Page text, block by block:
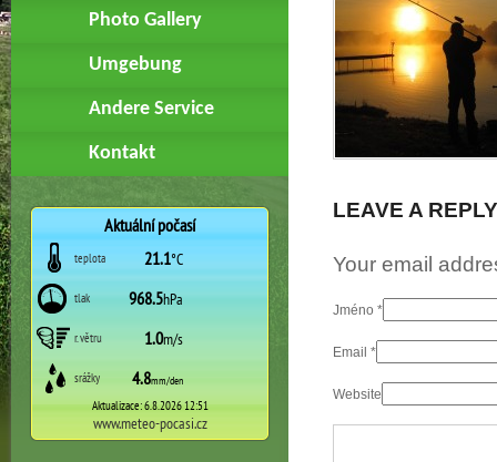
Photo Gallery
Umgebung
Andere Service
Kontakt
LEAVE A REPLY
Your email
Jméno *
Email *
Website